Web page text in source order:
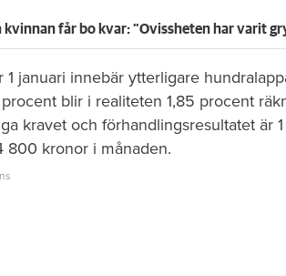
får bo kvar: ”Ovissheten har varit
januari innebär ytterligare
blir i realiteten 1,85 procent
kravet och förhandlingsresultatet är 1
800 kronor i månaden.